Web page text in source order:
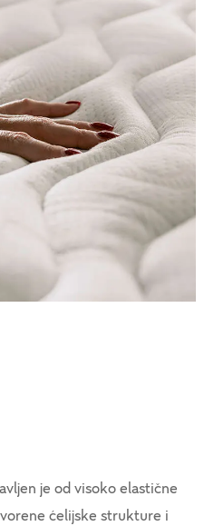
je od visoko elastične
ćelijske strukture i